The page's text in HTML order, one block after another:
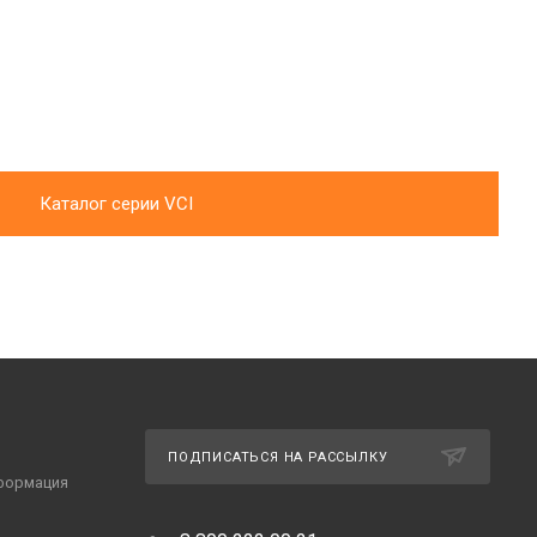
Каталог серии VCI
ПОДПИСАТЬСЯ НА РАССЫЛКУ